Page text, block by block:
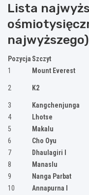
Lista
najwyższego)
Pozycja Szczyt
1
Mount Everest
2 K2
3
Kangchenjunga
4
Lhotse
5
Makalu
6
Cho Oyu
7
Dhaulagiri I
8
Manaslu
9
Nanga Parbat
10
Annapurna I